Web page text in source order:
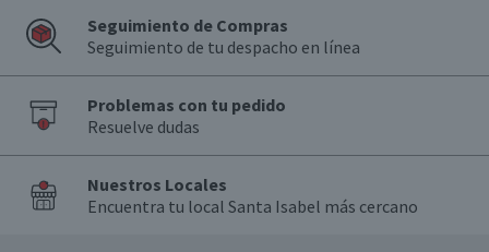
Sabor
Suaves taninos maduros llenan la boca, pimienta, vino de
Aroma
Notas dulces y frescas, frutos negros secos
Graduación Alcohólica
14.0°
Seguimiento de Compras
Seguimiento de tu despacho en línea
Problemas con tu pedido
Resuelve dudas
Nuestros Locales
Encuentra tu local Santa Isabel más cercano